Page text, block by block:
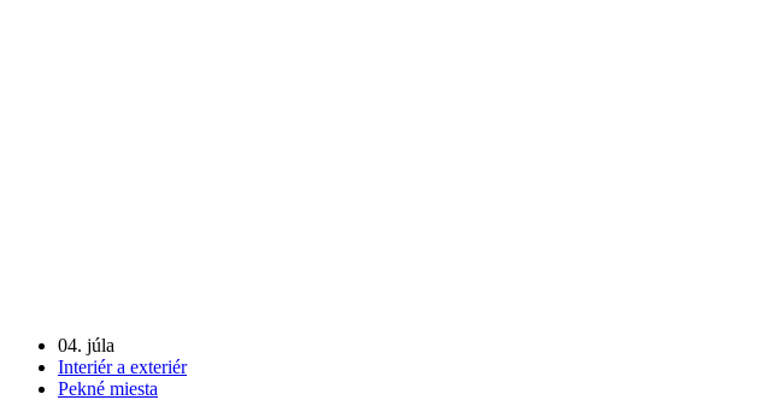
04. júla
Interiér a exteriér
Pekné miesta